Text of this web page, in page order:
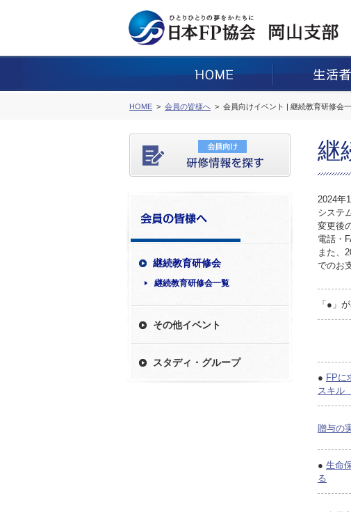
HOME 会員の皆様へ 会員向けイベント | 継続教育研修会
継続教育研修会
継続教育研修会一覧
その他イベント
スタディ・グループ
継
2024年
システ
変更後
電話・
また、
でのお
「●」
● FPに
スキル
贈与の
● 生命
る